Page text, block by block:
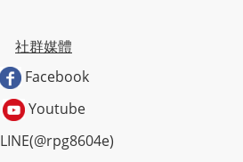
社群媒體
Facebook
Youtube
LINE(@rpg8604e)